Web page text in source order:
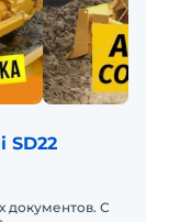
SD22
документов. С